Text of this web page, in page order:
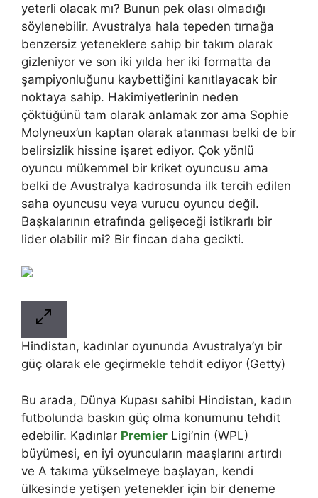
yeterli olacak mı? Bunun pek olası olmadığı
söylenebilir. Avustralya hala tepeden tırnağa
benzersiz yeteneklere sahip bir takım olarak
gizleniyor ve son iki yılda her iki formatta da
şampiyonluğunu kaybettiğini kanıtlayacak bir
noktaya sahip. Hakimiyetlerinin neden
çöktüğünü tam olarak anlamak zor ama Sophie
Molyneux’un kaptan olarak atanması belki de bir
belirsizlik hissine işaret ediyor. Çok yönlü
oyuncu mükemmel bir kriket oyuncusu ama
belki de Avustralya kadrosunda ilk tercih edilen
saha oyuncusu veya vurucu oyuncu değil.
Başkalarının etrafında gelişeceği istikrarlı bir
lider olabilir mi? Bir fincan daha gecikti.
Hindistan, kadınlar oyununda Avustralya’yı bir
güç olarak ele geçirmekle tehdit ediyor (Getty)
Bu arada, Dünya Kupası sahibi Hindistan, kadın
futbolunda baskın güç olma konumunu tehdit
edebilir. Kadınlar Premier Ligi’nin (WPL)
büyümesi, en iyi oyuncuların maaşlarını artırdı
ve A takıma yükselmeye başlayan, kendi
ülkesinde yetişen yetenekler için bir deneme